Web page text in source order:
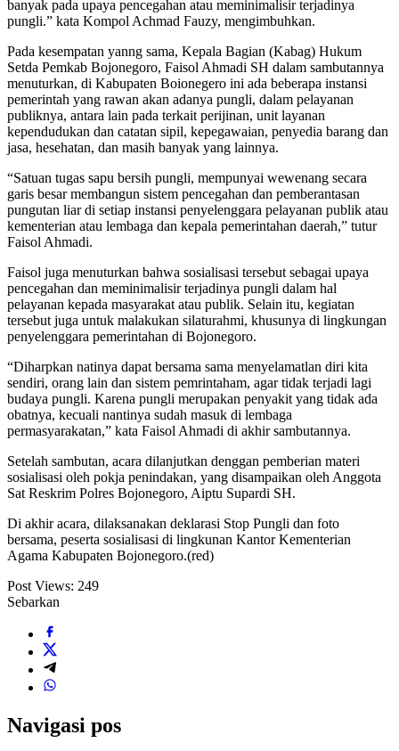
banyak pada upaya pencegahan atau meminimalisir terjadinya
pungli.” kata Kompol Achmad Fauzy, mengimbuhkan.
Pada kesempatan yanng sama, Kepala Bagian (Kabag) Hukum
Setda Pemkab Bojonegoro, Faisol Ahmadi SH dalam sambutannya
menuturkan, di Kabupaten Boionegero ini ada beberapa instansi
pemerintah yang rawan akan adanya pungli, dalam pelayanan
publiknya, antara lain pada terkait perijinan, unit layanan
kependudukan dan catatan sipil, kepegawaian, penyedia barang dan
jasa, hesehatan, dan masih banyak yang lainnya.
“Satuan tugas sapu bersih pungli, mempunyai wewenang secara
garis besar membangun sistem pencegahan dan pemberantasan
pungutan liar di setiap instansi penyelenggara pelayanan publik atau
kementerian atau lembaga dan kepala pemerintahan daerah,” tutur
Faisol Ahmadi.
Faisol juga menuturkan bahwa sosialisasi tersebut sebagai upaya
pencegahan dan meminimalisir terjadinya pungli dalam hal
pelayanan kepada masyarakat atau publik. Selain itu, kegiatan
tersebut juga untuk malakukan silaturahmi, khusunya di lingkungan
penyelenggara pemerintahan di Bojonegoro.
“Diharpkan natinya dapat bersama sama menyelamatlan diri kita
sendiri, orang lain dan sistem pemrintaham, agar tidak terjadi lagi
budaya pungli. Karena pungli merupakan penyakit yang tidak ada
obatnya, kecuali nantinya sudah masuk di lembaga
permasyarakatan,” kata Faisol Ahmadi di akhir sambutannya.
Setelah sambutan, acara dilanjutkan denggan pemberian materi
sosialisasi oleh pokja penindakan, yang disampaikan oleh Anggota
Sat Reskrim Polres Bojonegoro, Aiptu Supardi SH.
Di akhir acara, dilaksanakan deklarasi Stop Pungli dan foto
bersama, peserta sosialisasi di lingkunan Kantor Kementerian
Agama Kabupaten Bojonegoro.(red)
Post Views: 249
Sebarkan
Navigasi pos